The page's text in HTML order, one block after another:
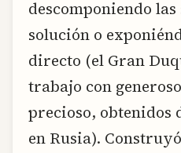
descomponiendo
solución o
directo (el Gran
trabajo con
precioso, obtenidos
en Rusia).